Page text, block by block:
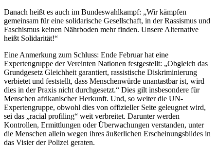
Danach heißt es auch im Bundeswahlkampf: „Wir kämpfen
gemeinsam für eine solidarische Gesellschaft, in der Rassismus und
Faschismus keinen Nährboden mehr finden. Unsere Alternative
heißt Solidarität!“
Eine Anmerkung zum Schluss: Ende Februar hat eine
Expertengruppe der Vereinten Nationen festgestellt: „Obgleich das
Grundgesetz Gleichheit garantiert, rassistische Diskriminierung
verbietet und feststellt, dass Menschenwürde unantastbar ist, wird
dies in der Praxis nicht durchgesetzt.“ Dies gilt insbesondere für
Menschen afrikanischer Herkunft. Und, so weiter die UN-
Expertengruppe, obwohl dies von offizieller Seite geleugnet wird,
sei das „racial profiling“ weit verbreitet. Darunter werden
Kontrollen, Ermittlungen oder Überwachungen verstanden, unter
die Menschen allein wegen ihres äußerlichen Erscheinungsbildes in
das Visier der Polizei geraten.